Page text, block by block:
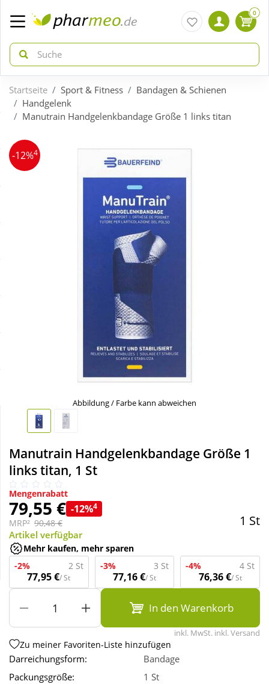
zurück
Aktuelle Coupons
zurück
Arzneimittel
Natur & Homöopathie
Sanitätshaus
Sport & Fitness
Tierbedarf
Wellness
0
Startseite Sport & Fitness
Bandagen & Schienen
Handgelenk
Manutrain Handgelenkbandage Größe 1 links titan
-12%4
Abbildung / Farbe kann abweichen
Manutrain Handgelenkbandage Größe 1
links titan, 1 St
Mengenrabatt
79,55 € -12%4
MRP² 90,48 € 1 St
Artikel verfügbar
Mehr kaufen, mehr sparen
-2%
2 St
77,95 €/ St
-3% 3 St
77,16 €/ St
-4% 4 St
76,36 €/ St
In den Warenkorb
inkl. MwSt. inkl. Versand
Zu meiner Favoriten-Liste hinzufügen
Darreichungsform:
Bandage
Packungsgröße:
1 St